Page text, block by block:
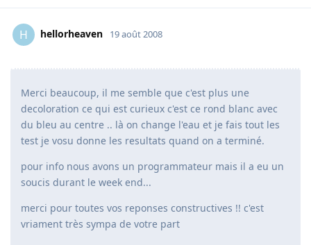
H hellorheaven 19 août 2008
Merci beaucoup, il me semble que c'est plus une
decoloration ce qui est curieux c'est ce rond blanc avec
du bleu au centre .. là on change l'eau et je fais tout les
test je vosu donne les resultats quand on a terminé.
pour info nous avons un programmateur mais il a eu un
soucis durant le week end...
merci pour toutes vos reponses constructives !! c'est
vriament très sympa de votre part